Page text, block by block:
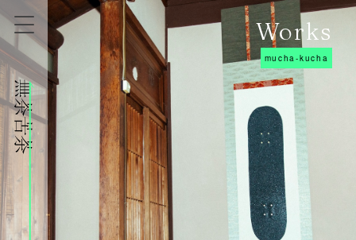
株式会社無茶苦茶
Works
mucha-kucha